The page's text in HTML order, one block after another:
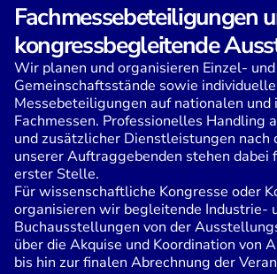
Fachmessebeteiligungen
kongressbegleitende
Wir planen und organisieren Einzel- und
Gemeinschaftsstände sowie individuelle
Messebeteiligungen auf nationalen
Fachmessen. Professionelles Handling
und zusätzlicher Dienstleistungen nach
unserer Auftraggebenden stehen dabei
erster Stelle.
Für wissenschaftliche Kongresse oder
organisieren wir begleitende Industrie-
Buchausstellungen von der
über die Akquise und Koordination von
bis hin zur finalen Abrechnung der